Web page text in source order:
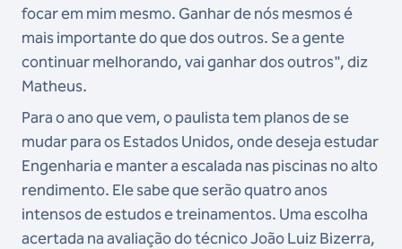
focar em mim mesmo. Ganhar de nós mesmos é
mais importante do que dos outros. Se a gente
continuar melhorando, vai ganhar dos outros", diz
Matheus.
Para o ano que vem, o paulista tem planos de se
mudar para os Estados Unidos, onde deseja estudar
Engenharia e manter a escalada nas piscinas no alto
rendimento. Ele sabe que serão quatro anos
intensos de estudos e treinamentos. Uma escolha
acertada na avaliação do técnico João Luiz Bizerra,